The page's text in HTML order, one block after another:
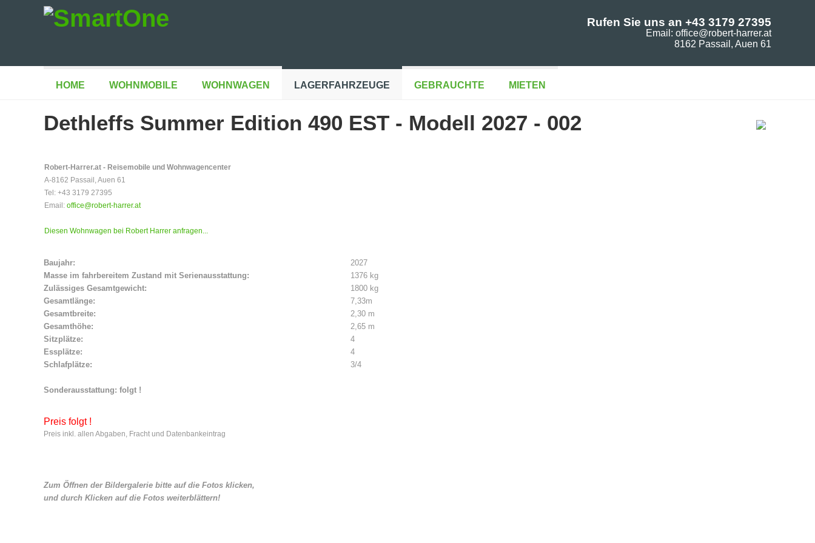
Rufen Sie uns an +43 3179 27395
Email: office@robert-harrer.at
8162 Passail, Auen 61
HOME WOHNMOBILE WOHNWAGEN LAGERFAHRZEUGE GEBRAUCHTE MIETEN
Dethleffs Summer Edition 490 EST - Modell 2027 - 002
Robert-Harrer.at - Reisemobile und Wohnwagencenter
A-8162 Passail, Auen 61
Tel: +43 3179 27395
Email: office@robert-harrer.at
Diesen Wohnwagen bei Robert Harrer anfragen...
Baujahr:
2027
Masse im fahrbereitem Zustand mit Serienausstattung:
1376 kg
Zulässiges Gesamtgewicht:
1800 kg
Gesamtlänge:
7,33m
Gesamtbreite:
2,30 m
Gesamthöhe:
2,65 m
Sitzplätze:
4
Essplätze:
4
Schlafplätze:
3/4
Sonderausstattung: folgt !
Preis folgt !
Preis inkl. allen Abgaben, Fracht und Datenbankeintrag
Zum Öffnen der Bildergalerie bitte auf die Fotos klicken,
und durch Klicken auf die Fotos weiterblättern!